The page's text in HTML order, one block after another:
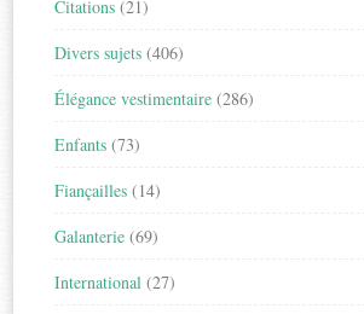
Citations (21)
Divers sujets (406)
Élégance vestimentaire (286)
Enfants (73)
Fiançailles (14)
Galanterie (69)
International (27)